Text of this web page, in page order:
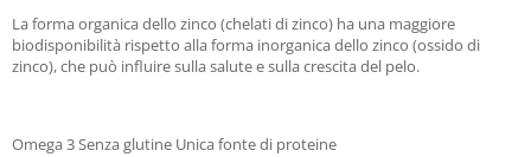
La forma organica dello zinco (chelati di zinco) ha una maggiore
biodisponibilità rispetto alla forma inorganica dello zinco (ossido di
zinco), che può influire sulla salute e sulla crescita del pelo.
Omega 3 Senza glutine Unica fonte di proteine